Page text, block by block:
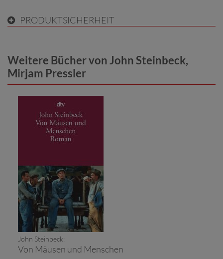
PRODUKTSICHERHEIT
Weitere Bücher von John Steinbeck,
Mirjam Pressler
John Steinbeck:
Von Mäusen und Menschen